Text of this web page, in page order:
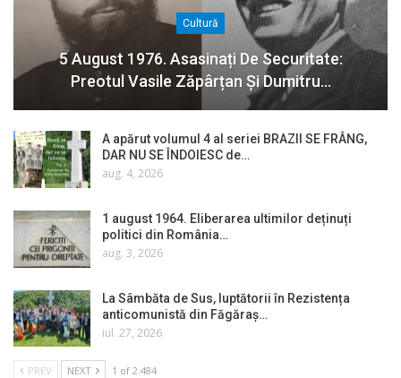
Cultură
5 August 1976. Asasinați De Securitate:
Preotul Vasile Zăpârțan Și Dumitru…
A apărut volumul 4 al seriei BRAZII SE FRÂNG,
DAR NU SE ÎNDOIESC de…
aug. 4, 2026
1 august 1964. Eliberarea ultimilor deținuți
politici din România…
aug. 3, 2026
La Sâmbăta de Sus, luptătorii în Rezistența
anticomunistă din Făgăraș…
iul. 27, 2026
PREV NEXT 1 of 2.484